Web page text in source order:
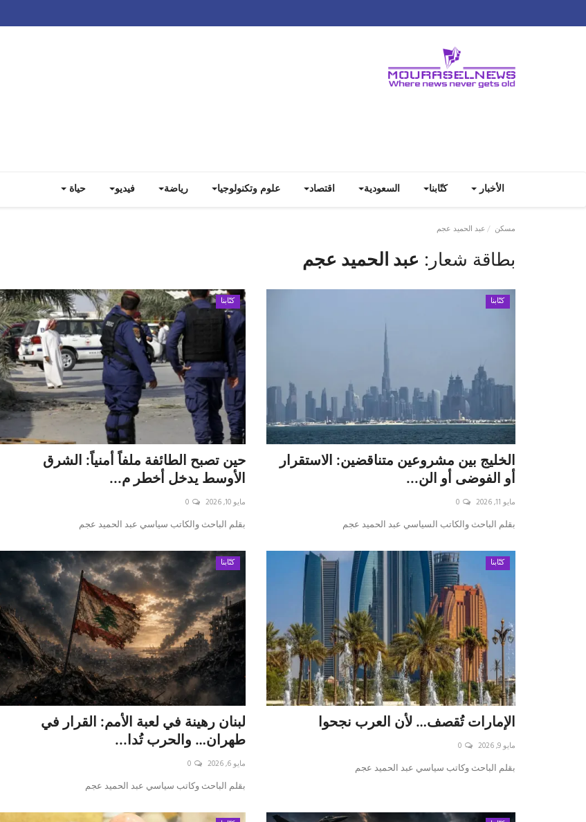
الأخبار كتّابنا السعودية اقتصاد علوم وتكنولوجيا رياضة فيديو حياة
مسكن عبد الحميد عجم
بطاقة شعار: عبد الحميد عجم
كتّابنا
الخليج بين مشروعين متناقضين: الاستقرار
أو الفوضى أو الن...
مايو 11, 2026 0
بقلم الباحث والكاتب السياسي عبد الحميد عجم
كتّابنا
حين تصبح الطائفة ملفاً أمنياً: الشرق
الأوسط يدخل أخطر م...
مايو 10, 2026 0
بقلم الباحث والكاتب سياسي عبد الحميد عجم
كتّابنا
الإمارات تُقصف… لأن العرب نجحوا
مايو 9, 2026 0
بقلم الباحث وكاتب سياسي عبد الحميد عجم
كتّابنا
لبنان رهينة في لعبة الأمم: القرار في
طهران… والحرب تُدا...
مايو 6, 2026 0
بقلم الباحث وكاتب سياسي عبد الحميد عجم